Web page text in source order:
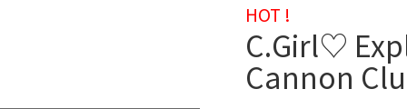
HOT !
C.Girl♡
Cannon